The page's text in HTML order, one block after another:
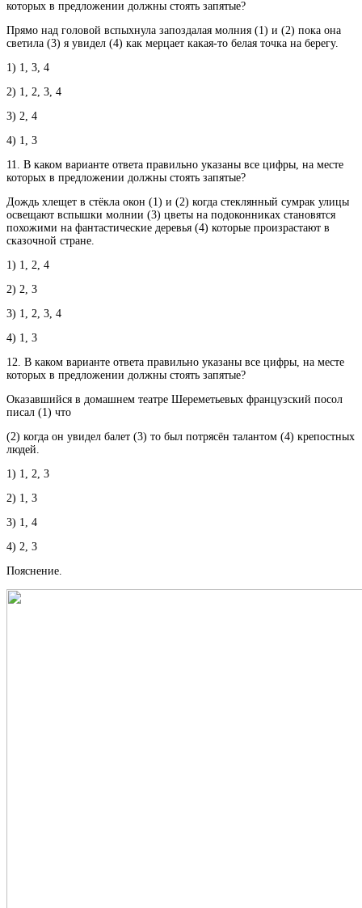
которых в предложении должны стоять запятые?
Прямо над головой вспыхнула запоздалая молния (1) и (2) пока она
светила (3) я увидел (4) как мерцает какая-то белая точка на берегу.
1) 1, 3, 4
2) 1, 2, 3, 4
3) 2, 4
4) 1, 3
11. В каком варианте ответа правильно указаны все цифры, на месте
которых в предложении должны стоять запятые?
Дождь хлещет в стёкла окон (1) и (2) когда стеклянный сумрак улицы
освещают вспышки молнии (3) цветы на подоконниках становятся
похожими на фантастические деревья (4) которые произрастают в
сказочной стране.
1) 1, 2, 4
2) 2, 3
3) 1, 2, 3, 4
4) 1, 3
12. В каком варианте ответа правильно указаны все цифры, на месте
которых в предложении должны стоять запятые?
Оказавшийся в домашнем театре Шереметьевых французский посол
писал (1) что
(2) когда он увидел балет (3) то был потрясён талантом (4) крепостных
людей.
1) 1, 2, 3
2) 1, 3
3) 1, 4
4) 2, 3
Пояснение.